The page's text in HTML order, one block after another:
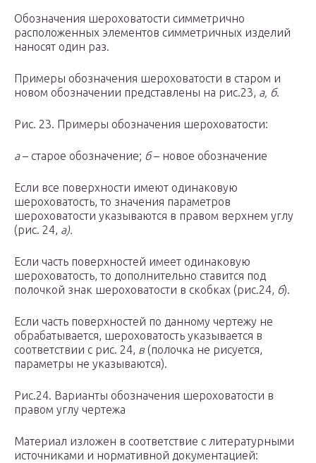
Обозначения шероховатости симметрично
расположенных элементов симметричных изделий
наносят один раз.
Примеры обозначения шероховатости в старом и
новом обозначении представлены на рис.23, a, б.
Рис. 23. Примеры обозначения шероховатости:
а– старое обозначение; б– новое обозначение
Если все поверхности имеют одинаковую
шероховатость, то значения параметров
шероховатости указываются в правом верхнем углу
(рис. 24, а).
Если часть поверхностей имеет одинаковую
шероховатость, то дополнительно ставится под
полочкой знак шероховатости в скобках (рис.24, б).
Если часть поверхностей по данному чертежу не
обрабатывается, шероховатость указывается в
соответствии с рис. 24, в (полочка не рисуется,
параметры не указываются).
Рис.24. Варианты обозначения шероховатости в
правом углу чертежа
Материал изложен в соответствие с литературными
источниками и нормативной документацией: